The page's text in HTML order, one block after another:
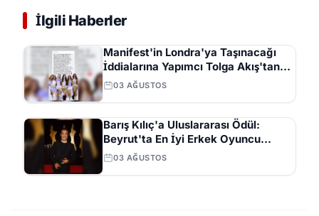
İlgili Haberler
Manifest'in Londra'ya Taşınacağı
İddialarına Yapımcı Tolga Akış'tan
Açıklama
03 AĞUSTOS
Barış Kılıç'a Uluslararası Ödül:
Beyrut'ta En İyi Erkek Oyuncu
Seçildi
03 AĞUSTOS